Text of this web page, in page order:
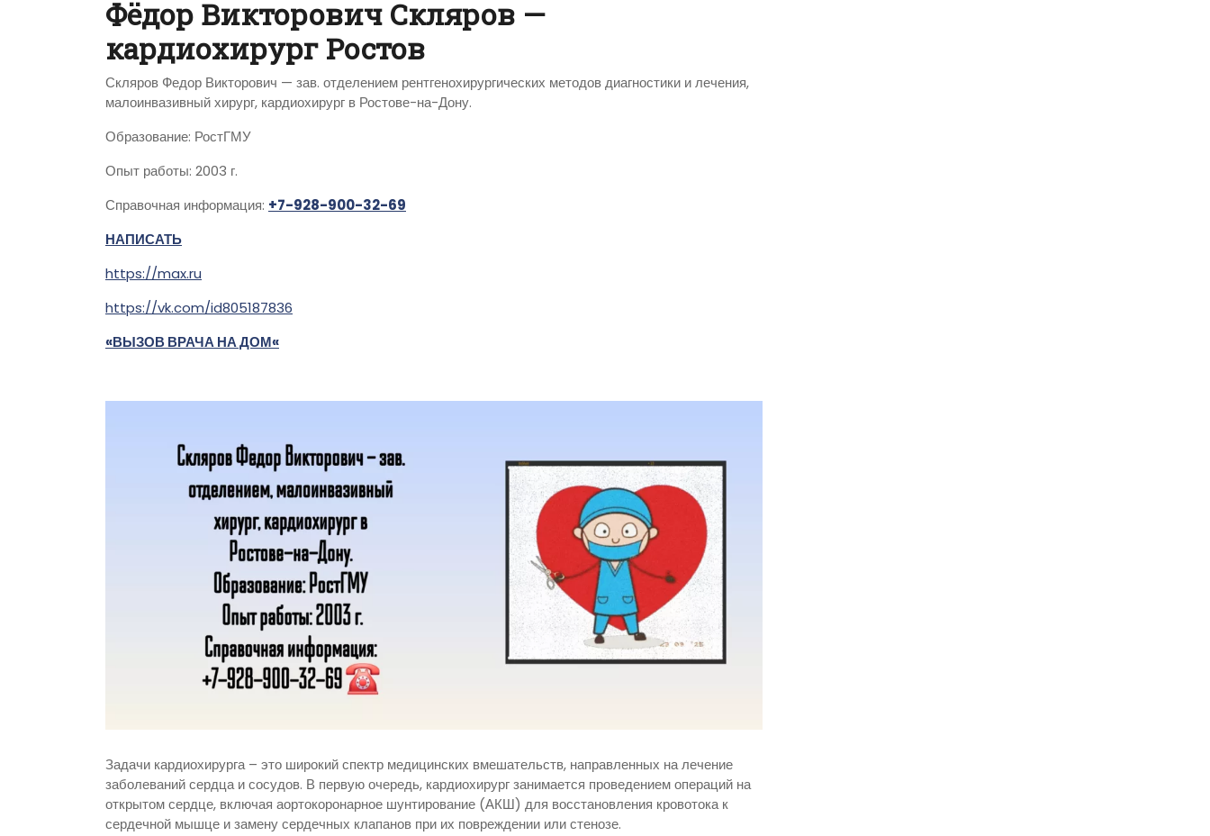
Фёдор Викторович Скляров —
кардиохирург Ростов
Скляров Федор Викторович — зав. отделением рентгенохирургических методов диагностики и лечения,
малоинвазивный хирург, кардиохирург в Ростове-на-Дону.
Образование: РостГМУ
Опыт работы: 2003 г.
Справочная информация: +7-928-900-32-69
НАПИСАТЬ
https://max.ru
https://vk.com/id805187836
«ВЫЗОВ ВРАЧА НА ДОМ«
Задачи кардиохирурга – это широкий спектр медицинских вмешательств, направленных на лечение
заболеваний сердца и сосудов. В первую очередь, кардиохирург занимается проведением операций на
открытом сердце, включая аортокоронарное шунтирование (АКШ) для восстановления кровотока к
сердечной мышце и замену сердечных клапанов при их повреждении или стенозе.